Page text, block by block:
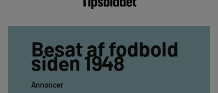
Besat af fodbold
siden 1948
Annoncer